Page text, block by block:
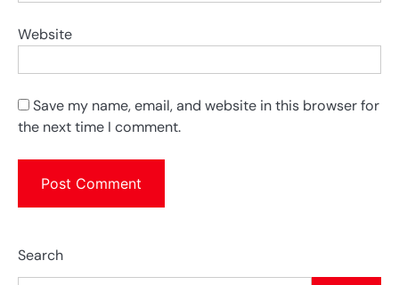
Website
Save my name, email, and website in this browser for
the next time I comment.
Search